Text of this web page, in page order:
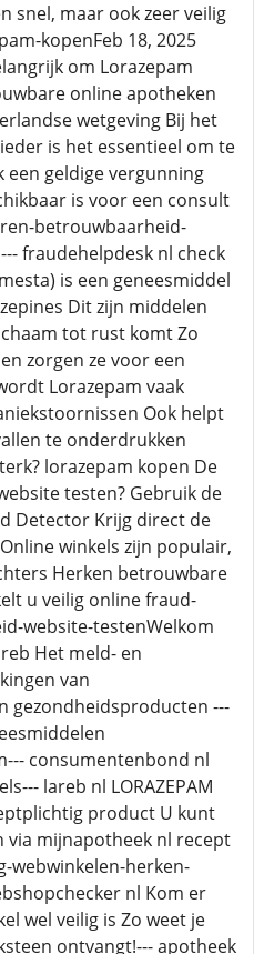
snel, maar ook zeer veilig
kopenFeb 18, 2025
om Lorazepam
online apotheken
wetgeving Bij het
is het essentieel om te
geldige vergunning
is voor een consult
betrouwbaarheid-
fraudehelpdesk nl check
is een geneesmiddel
Dit zijn middelen
tot rust komt Zo
zorgen ze voor een
Lorazepam vaak
Ook helpt
te onderdrukken
lorazepam kopen De
testen? Gebruik de
Detector Krijg direct de
winkels zijn populair,
Herken betrouwbare
u veilig online fraud-
website-testenWelkom
Het meld- en
van
gezondheidsproducten ---
consumentenbond nl
lareb nl LORAZEPAM
product U kunt
mijnapotheek nl recept
webwinkelen-herken-
nl Kom er
wel veilig is Zo weet je
ontvangt!--- apotheek